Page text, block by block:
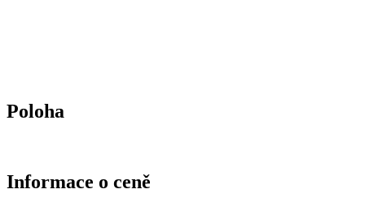
Poloha
Informace o ceně